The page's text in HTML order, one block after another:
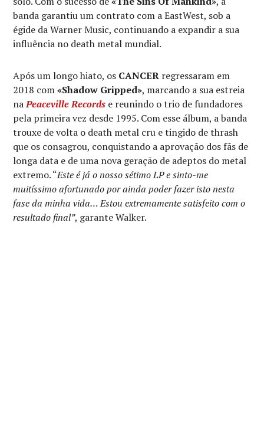
banda garantiu um contrato com a EastWest, sob a
égide da Warner Music, continuando a expandir a sua
influência no death metal mundial.
Após um longo hiato, os CANCER regressaram em
2018 com«Shadow Gripped», marcando a sua estreia
naPeaceville Records e reunindo o trio de fundadores
pela primeira vez desde 1995. Com esse álbum, a banda
trouxe de volta o death metal cru e tingido de thrash
que os consagrou, conquistando a aprovação dos fãs de
longa data e de uma nova geração de adeptos do metal
extremo. “Este é já o nosso sétimo LP e sinto-me
muitíssimo afortunado por ainda poder fazer isto nesta
fase da minha vida… Estou extremamente satisfeito com o
resultado final”, garante Walker.